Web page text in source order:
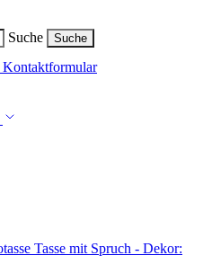
Suche Suche
Kontaktformular
Tasse mit Spruch - Dekor: